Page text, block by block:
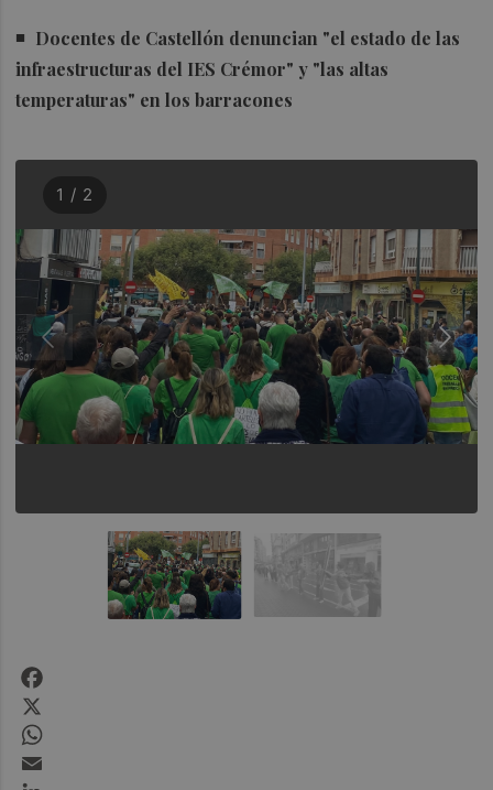
Docentes de Castellón denuncian "el estado de las
infraestructuras del IES Crémor" y "las altas
temperaturas" en los barracones
1 / 2